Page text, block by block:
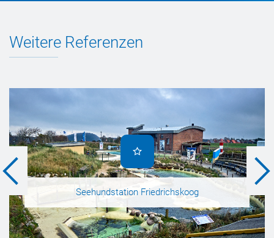
Weitere Referenzen
Seehundstation Friedrichskoog